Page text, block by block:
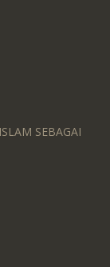
SEBAGAI